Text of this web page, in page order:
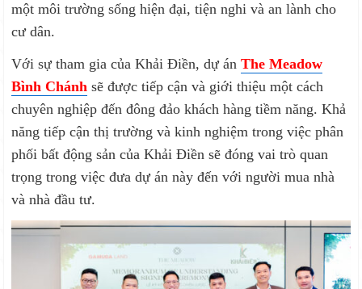
một môi trường sống hiện đại, tiện nghi và an lành cho
cư dân.
Với sự tham gia của Khải Điền, dự ánThe Meadow
Bình Chánh sẽ được tiếp cận và giới thiệu một cách
chuyên nghiệp đến đông đảo khách hàng tiềm năng. Khả
năng tiếp cận thị trường và kinh nghiệm trong việc phân
phối bất động sản của Khải Điền sẽ đóng vai trò quan
trọng trong việc đưa dự án này đến với người mua nhà
và nhà đầu tư.